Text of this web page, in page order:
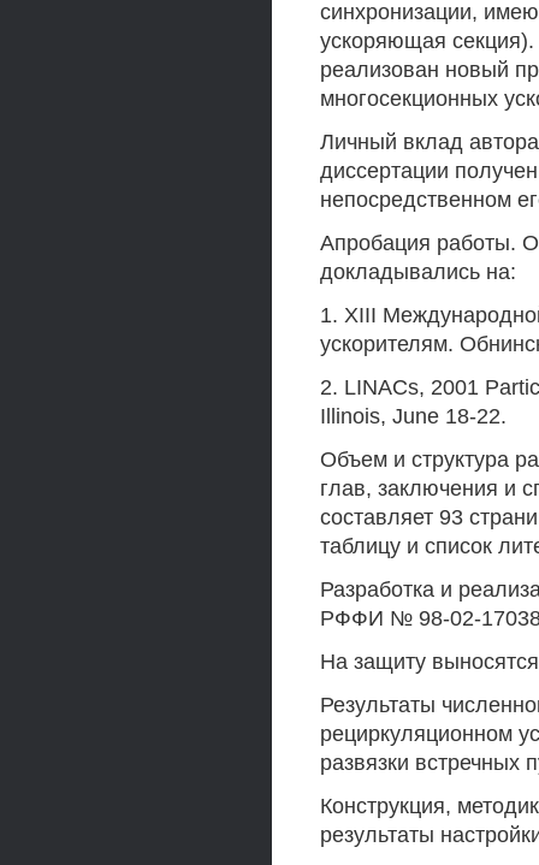
синхронизации,
ускоряющая
реализован новый
многосекционных
Личный вклад
диссертации
непосредственном
Апробация работы.
докладывались на:
1. XIII
ускорителям.
2. LINACs, 2001
Illinois, June 18-22.
Объем и структура
глав, заключения и
составляет 93
таблицу и список
Разработка и
РФФИ № 98-02-17038
На защиту
Результаты
рециркуляционном
развязки встречных
Конструкция,
результаты